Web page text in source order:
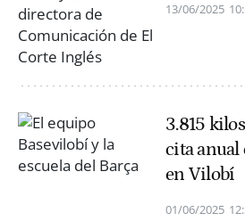
13/06/2025
3.815
cita anual
en Vilobí
01/06/2025